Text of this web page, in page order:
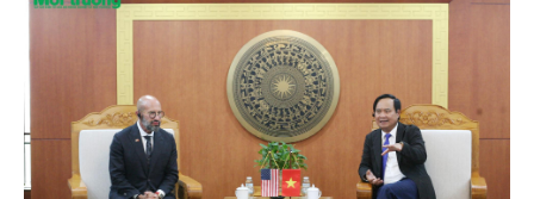
Bí thư, Chủ tịch nước.